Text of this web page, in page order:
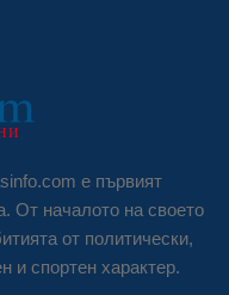
е първият
От началото на своето
от политически,
и спортен характер.